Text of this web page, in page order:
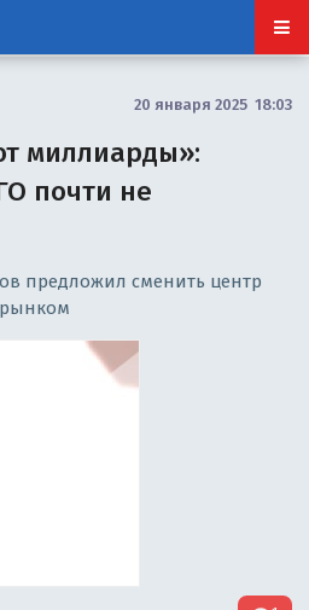
20 января 2025 18:03
миллиарды»:
почти не
предложил сменить центр